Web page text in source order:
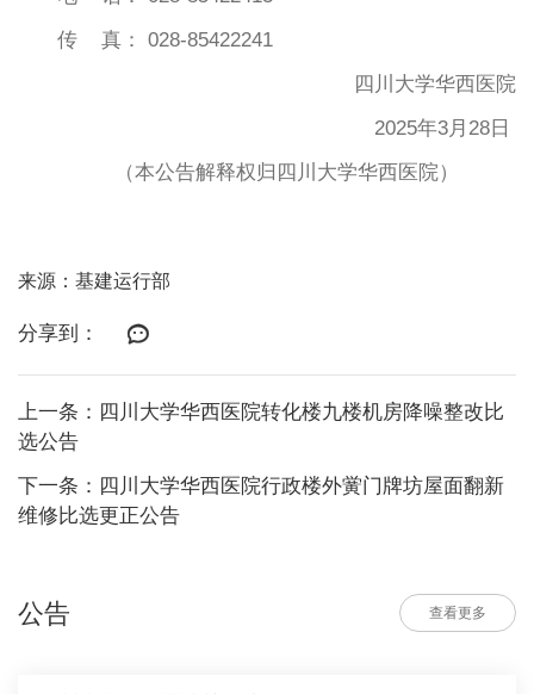
传 真： 028-85422241
四川大学华西医院
2025年3月28日
（本公告解释权归四川大学华西医院）
来源：基建运行部
分享到：
上一条：四川大学华西医院转化楼九楼机房降噪整改比
选公告
下一条：四川大学华西医院行政楼外黉门牌坊屋面翻新
维修比选更正公告
公告 查看更多